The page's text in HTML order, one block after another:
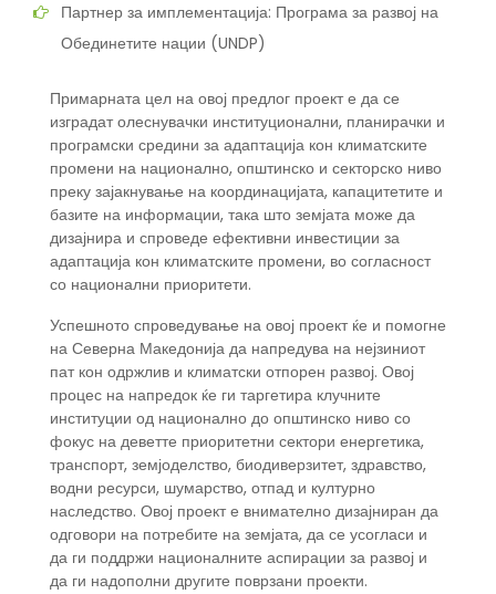
Партнер за имплементација: Програма за развој на
Обединетите нации (UNDP)
Примарната цел на овој предлог проект е да се
изградат олеснувачки институционални, планирачки и
програмски средини за адаптација кон климатските
промени на национално, општинско и секторско ниво
преку зајакнување на координацијата, капацитетите и
базите на информации, така што земјата може да
дизајнира и спроведе ефективни инвестиции за
адаптација кон климатските промени, во согласност
со национални приоритети.
Успешното спроведување на овој проект ќе и помогне
на Северна Македонија да напредува на нејзиниот
пат кон одржлив и климатски отпорен развој. Овој
процес на напредок ќе ги таргетира клучните
институции од национално до општинско ниво со
фокус на деветте приоритетни сектори енергетика,
транспорт, земјоделство, биодиверзитет, здравство,
водни ресурси, шумарство, отпад и културно
наследство. Овој проект е внимателно дизајниран да
одговори на потребите на земјата, да се усогласи и
да ги поддржи националните аспирации за развој и
да ги надополни другите поврзани проекти.